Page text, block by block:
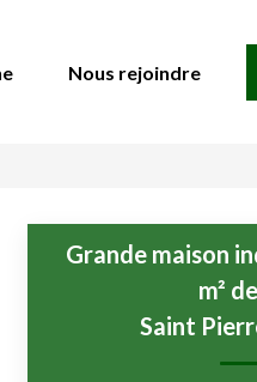
Nous rejoindre
Grande maison
m²
Saint